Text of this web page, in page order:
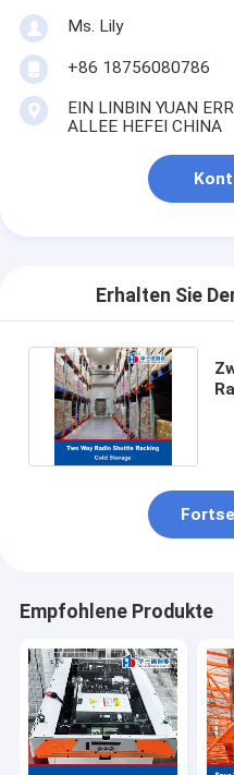
Ms. Lily
+86 18756080786
EIN LINBIN YUAN
ALLEE HEFEI CHINA
Erhalten Sie
Empfohlene Produkte